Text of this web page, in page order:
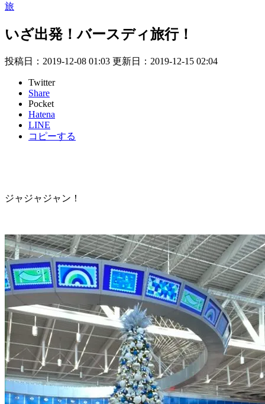
旅
いざ出発！バースディ旅行！
投稿日：2019-12-08 01:03 更新日： 2019-12-15 02:04
Twitter
Share
Pocket
Hatena
LINE
コピーする
ジャジャジャン！